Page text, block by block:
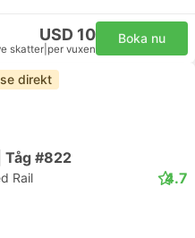
USD 10
skatter per vuxen
Boka nu
direkt
Tåg #822
Rail 4.7